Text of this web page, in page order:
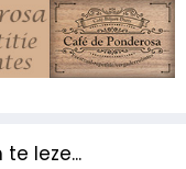
te leze...